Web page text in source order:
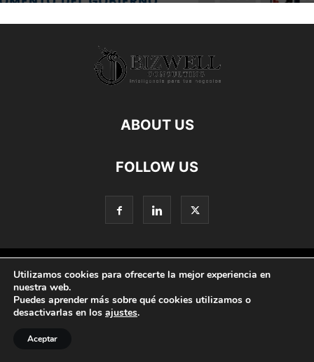
ABOUT US
FOLLOW US
Utilizamos cookies para ofrecerte la mejor experiencia en
nuestra web.
Puedes aprender más sobre qué cookies utilizamos o
desactivarlas en los ajustes.
Aceptar